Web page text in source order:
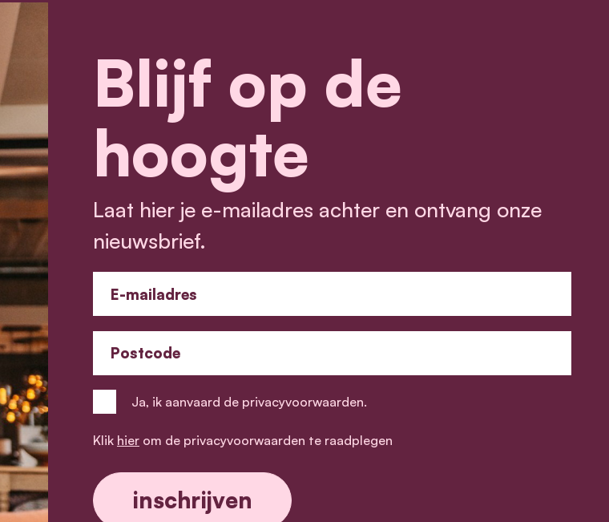
Blijf op de
hoogte
Laat hier je e-mailadres achter en ontvang onze
nieuwsbrief.
E-mailadres
Postcode
Ja, ik aanvaard de privacyvoorwaarden.
Klik hierom de privacyvoorwaarden te raadplegen